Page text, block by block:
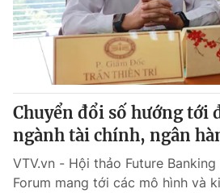
Chuyển đổi số hướng tới
ngành tài chính, ngân
VTV.vn - Hội thảo Future
Forum mang tới các mô hình và